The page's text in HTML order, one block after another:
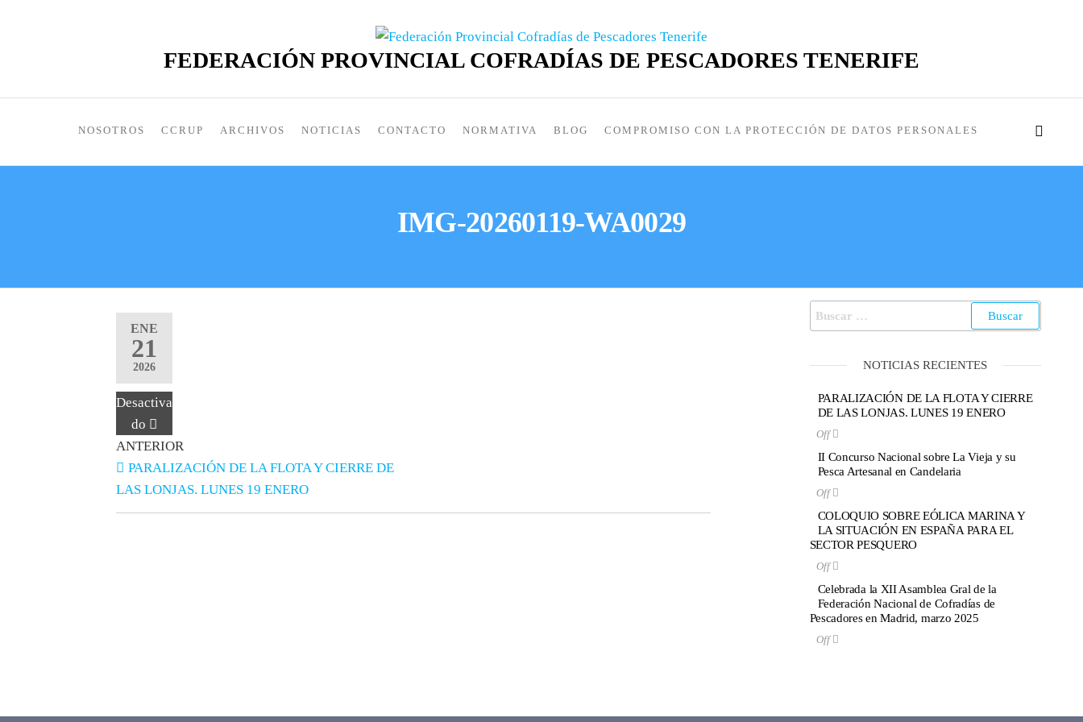
FEDERACIÓN PROVINCIAL COFRADÍAS DE PESCADORES TENERIFE
NOSOTROS CCRUP ARCHIVOS NOTICIAS CONTACTO NORMATIVA BLOG COMPROMISO CON LA PROTECCIÓN DE DATOS PERSONALES
IMG-20260119-WA0029
ENE
21
2026
Desactiva
do
ANTERIOR
PARALIZACIÓN DE LA FLOTA Y CIERRE DE
LAS LONJAS. LUNES 19 ENERO
NOTICIAS RECIENTES
PARALIZACIÓN DE LA FLOTA Y CIERRE
DE LAS LONJAS. LUNES 19 ENERO
Off
II Concurso Nacional sobre La Vieja y su
Pesca Artesanal en Candelaria
Off
COLOQUIO SOBRE EÓLICA MARINA Y
LA SITUACIÓN EN ESPAÑA PARA EL
SECTOR PESQUERO
Off
Celebrada la XII Asamblea Gral de la
Federación Nacional de Cofradías de
Pescadores en Madrid, marzo 2025
Off